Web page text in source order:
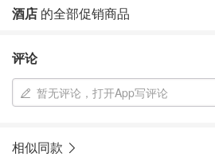
酒店 的全部促销商品
评论
暂无评论，打开App写评论
相似同款